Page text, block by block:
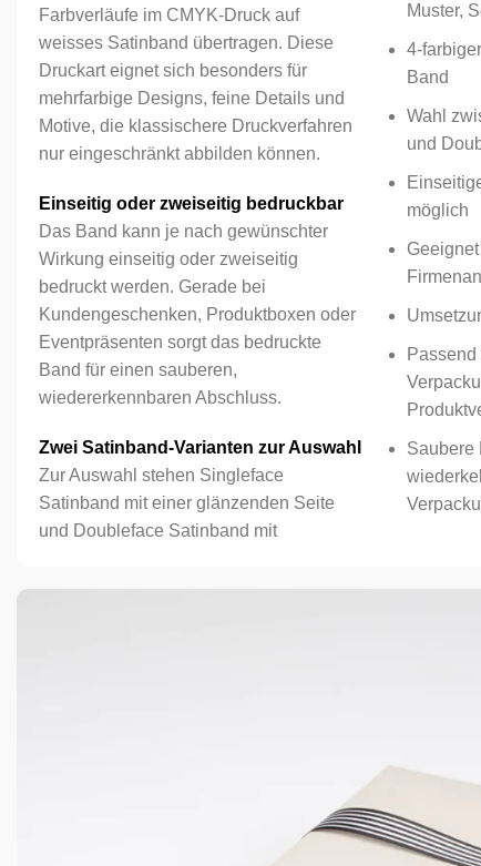
Farbverläufe im CMYK-Druck auf
weisses Satinband übertragen. Diese
Druckart eignet sich besonders für
mehrfarbige Designs, feine Details und
Motive, die klassischere Druckverfahren
nur eingeschränkt abbilden können.
Einseitig oder zweiseitig bedruckbar
Das Band kann je nach gewünschter
Wirkung einseitig oder zweiseitig
bedruckt werden. Gerade bei
Kundengeschenken, Produktboxen oder
Eventpräsenten sorgt das bedruckte
Band für einen sauberen,
wiedererkennbaren Abschluss.
Zwei Satinband-Varianten zur Auswahl
Zur Auswahl stehen Singleface
Satinband mit einer glänzenden Seite
und Doubleface Satinband mit
Muster,
4-
Band
Wahl
und
möglich
Passend
Saubere